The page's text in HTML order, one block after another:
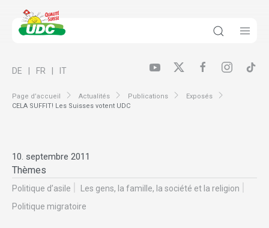
Page d’accueil Actualités Publications
Exposés
CELA SUFFIT! Les Suisses votent UDC
DE FR IT
10. septembre 2011
Thèmes
Politique d’asile
Les gens, la famille, la société et la religion
Politique migratoire